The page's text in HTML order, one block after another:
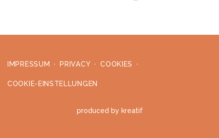
IMPRESSUM PRIVACY COOKIES
COOKIE-EINSTELLUNGEN
produced by kreatif